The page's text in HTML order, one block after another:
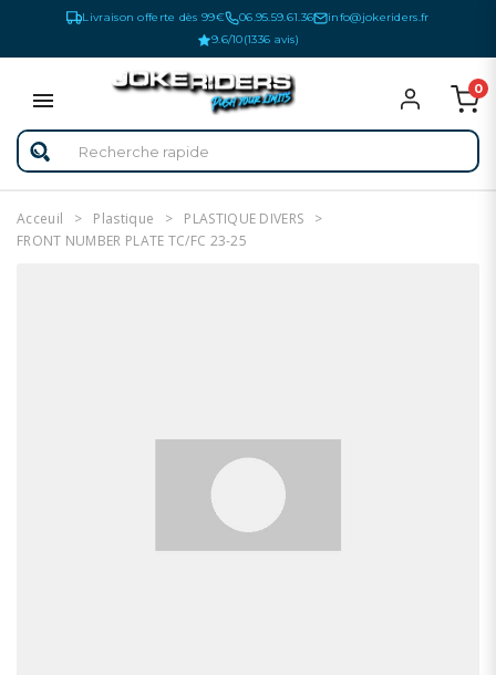
Livraison offerte dès 99€ 06.95.59.61.36
info@jokeriders.fr
9.6/10(1336 avis)
0
Acceuil Plastique
PLASTIQUE DIVERS
FRONT NUMBER PLATE TC/FC 23-25